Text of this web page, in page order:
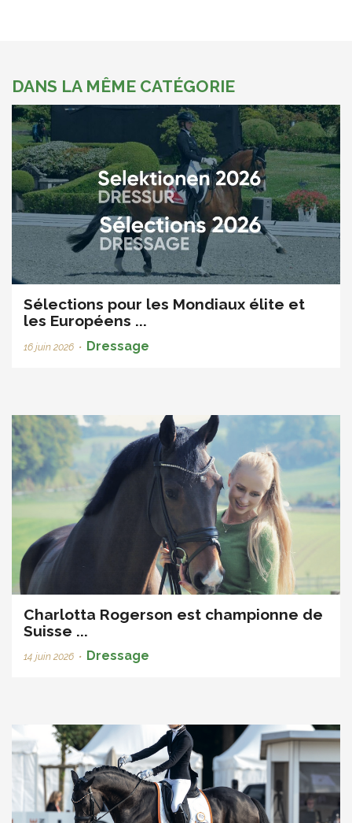
DANS LA MÊME CATÉGORIE
Sélections pour les Mondiaux élite et
les Européens ...
16 juin 2026 • Dressage
Charlotta Rogerson est championne de
Suisse ...
14 juin 2026 • Dressage